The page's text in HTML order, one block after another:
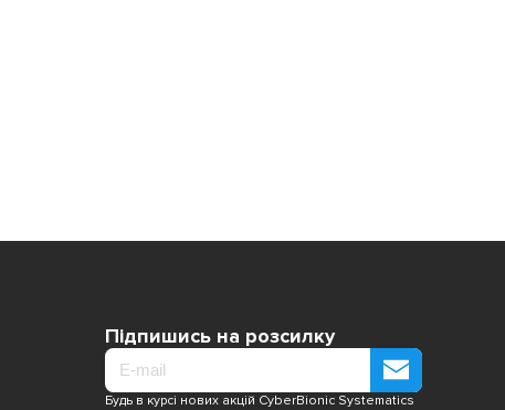
Підпишись на розсилку
Будь в курсі нових акцій CyberBionic Systematics